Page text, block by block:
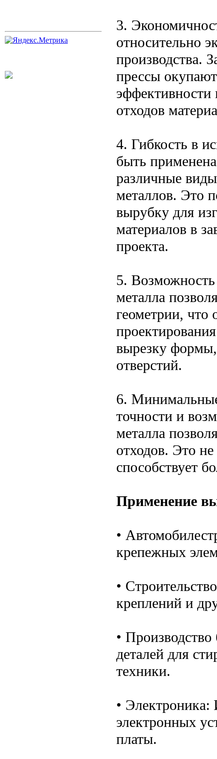
3.
относительно
производства.
прессы
эффективности
отходов
4. Гибкость в
быть
различные
металлов. Это
вырубку для
материалов в
проекта.
5.
металла
геометрии, что
вырезку
отверстий.
6.
точности и
металла
отходов. Это
способствует
Применение
•
крепежных
•
креплений и
•
деталей для
техники.
• Электроника:
электронных
платы.